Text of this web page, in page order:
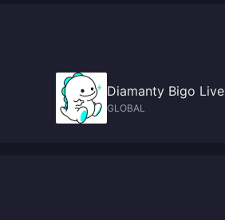
Diamanty Bigo Live
GLOBAL